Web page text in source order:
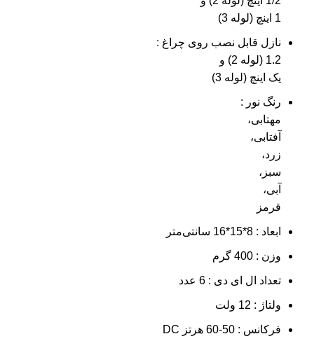
1 اینچ (لوله 3)
نازل قابل نصب روی چراغ :
1.2 (لوله 2) و
یک اینچ (لوله 3)
رنگ نور :
مهتابی،
آفتابی،
زرد،
سبز،
آبی،
قرمز
ابعاد : 8*15*16 سانتی‌متر
وزن : 400 گرم
تعداد ال ای دی : 6 عدد
ولتاژ : 12 ولت
فرکانس : 50-60 هرتز DC